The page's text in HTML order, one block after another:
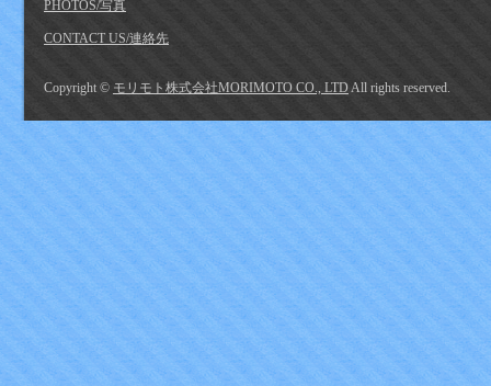
PHOTOS/写真
CONTACT US/連絡先
Copyright © モリモト株式会社MORIMOTO CO., LTD All rights reserved.